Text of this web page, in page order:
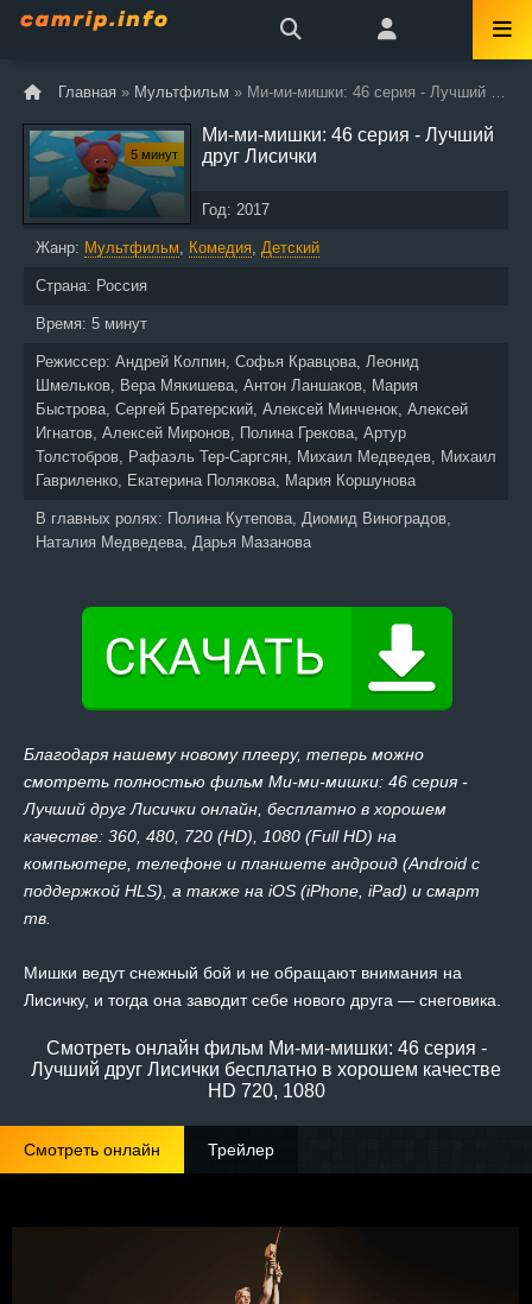
Главная » Мультфильм » Ми-ми-мишки: 46 серия - Лучший друг Лисички
5 минут
Ми-ми-мишки: 46 серия - Лучший
друг Лисички
Год: 2017
Жанр: Мультфильм, Комедия, Детский
Страна: Россия
Время: 5 минут
Режиссер: Андрей Колпин, Софья Кравцова, Леонид
Шмельков, Вера Мякишева, Антон Ланшаков, Мария
Быстрова, Сергей Братерский, Алексей Минченок, Алексей
Игнатов, Алексей Миронов, Полина Грекова, Артур
Толстобров, Рафаэль Тер-Саргсян, Михаил Медведев, Михаил
Гавриленко, Екатерина Полякова, Мария Коршунова
В главных ролях: Полина Кутепова, Диомид Виноградов,
Наталия Медведева, Дарья Мазанова
Благодаря нашему новому плееру, теперь можно
смотреть полностью фильм Ми-ми-мишки: 46 серия -
Лучший друг Лисички онлайн, бесплатно в хорошем
качестве: 360, 480, 720 (HD), 1080 (Full HD) на
компьютере, телефоне и планшете андроид (Android с
поддержкой HLS), а также на iOS (iPhone, iPad) и смарт
тв.
Мишки ведут снежный бой и не обращают внимания на
Лисичку, и тогда она заводит себе нового друга ― снеговика.
Смотреть онлайн фильм Ми-ми-мишки: 46 серия -
Лучший друг Лисички бесплатно в хорошем качестве
HD 720, 1080
Смотреть онлайн Трейлер